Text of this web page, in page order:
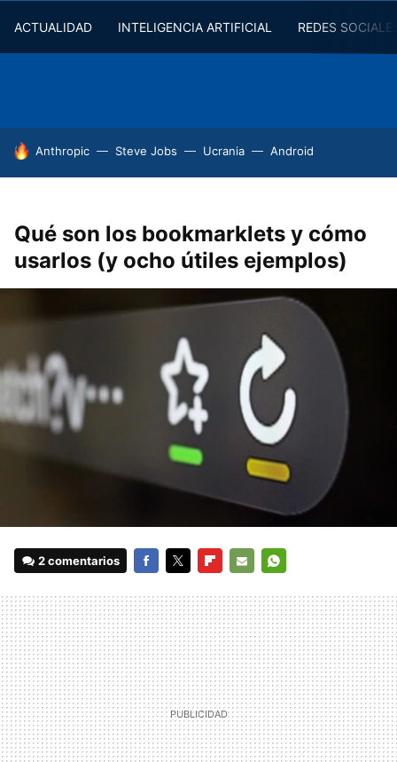
ACTUALIDAD INTELIGENCIA ARTIFICIAL REDES
HOY SE HABLA DE
Anthropic Steve Jobs Ucrania Android
Qué son los bookmarklets y cómo
usarlos (y ocho útiles ejemplos)
2 comentarios
MAIL